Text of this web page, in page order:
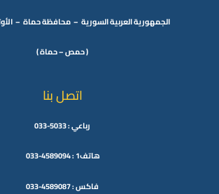
الجمهورية العربية السورية – محافظة حماة –
( حمص – حماة )
اتصل بنا
رباعي : 5033-033
هاتف1 : 4589094-033
فاكس : 4589087-033